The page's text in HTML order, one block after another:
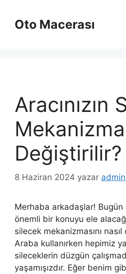
Oto Macerası
Aracınızın
Değiştirilir?
8 Haziran 2024 yazar admin
Merhaba arkadaşlar!
önemli bir konuyu ele
silecek mekanizmasını
Araba kullanırken hepimiz
sileceklerin düzgün
yaşamışızdır. Eğer benim